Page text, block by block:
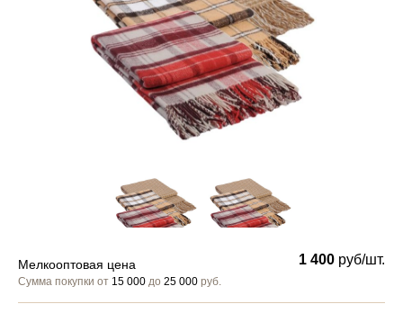
Мелкооптовая цена
Сумма покупки от 15 000 до 25 000 руб.
1 400 руб/шт.